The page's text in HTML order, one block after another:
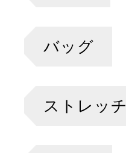
バッグ
ストレッチ